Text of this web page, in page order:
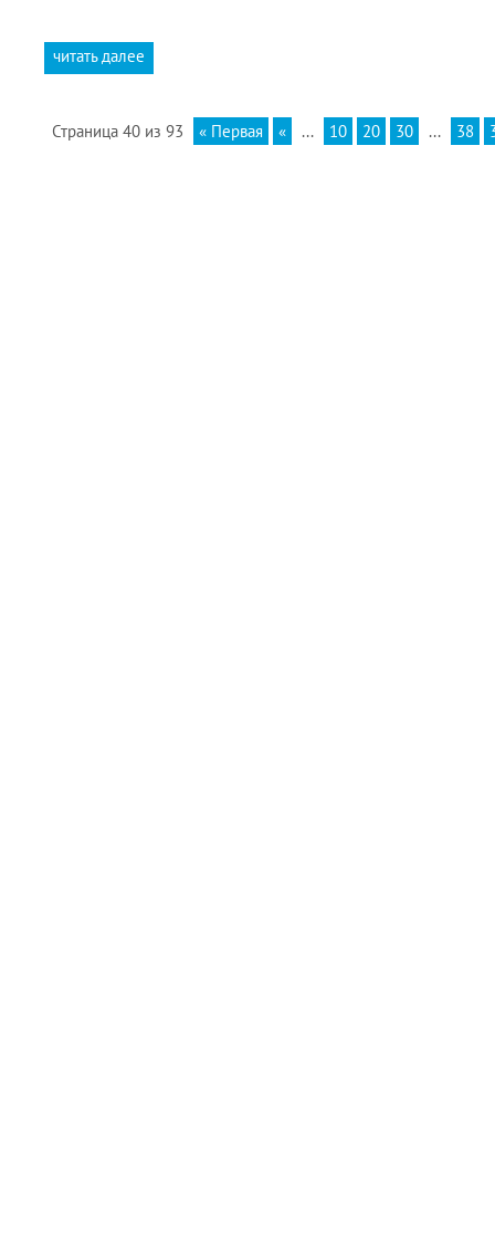
читать далее
Страница 40 из 93 « Первая « ... 10 20 30 ... 38